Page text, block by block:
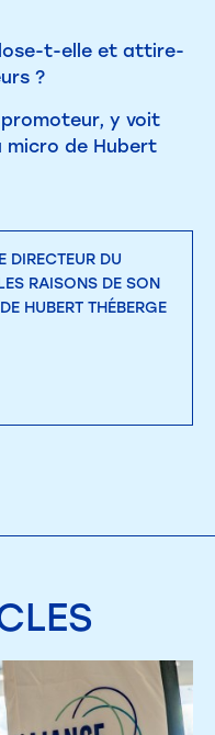
t-elle et attire-
?
promoteur, y voit
micro de Hubert
DIRECTEUR DU
RAISONS DE SON
HUBERT THÉBERGE